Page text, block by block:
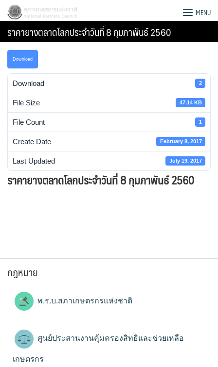
Skip
content
Search
สภาเกษตรกรแห่งชาติ MENU
ราคายางตลาดโลกประจําวันที่ 8 กุมภาพันธ์ 2560
Download
Download 2
File Size 47.14 KB
File Count 1
Create Date February 8, 2017
Last Updated July 19, 2017
ราคายางตลาดโลกประจําวันที่ 8 กุมภาพันธ์ 2560
กฎหมาย
พ.ร.บ.สภาเกษตรกรแห่งชาติ
ศูนย์ประสานงานคุ้มครองสิทธิและช่วยเหลือ
เกษตรกร